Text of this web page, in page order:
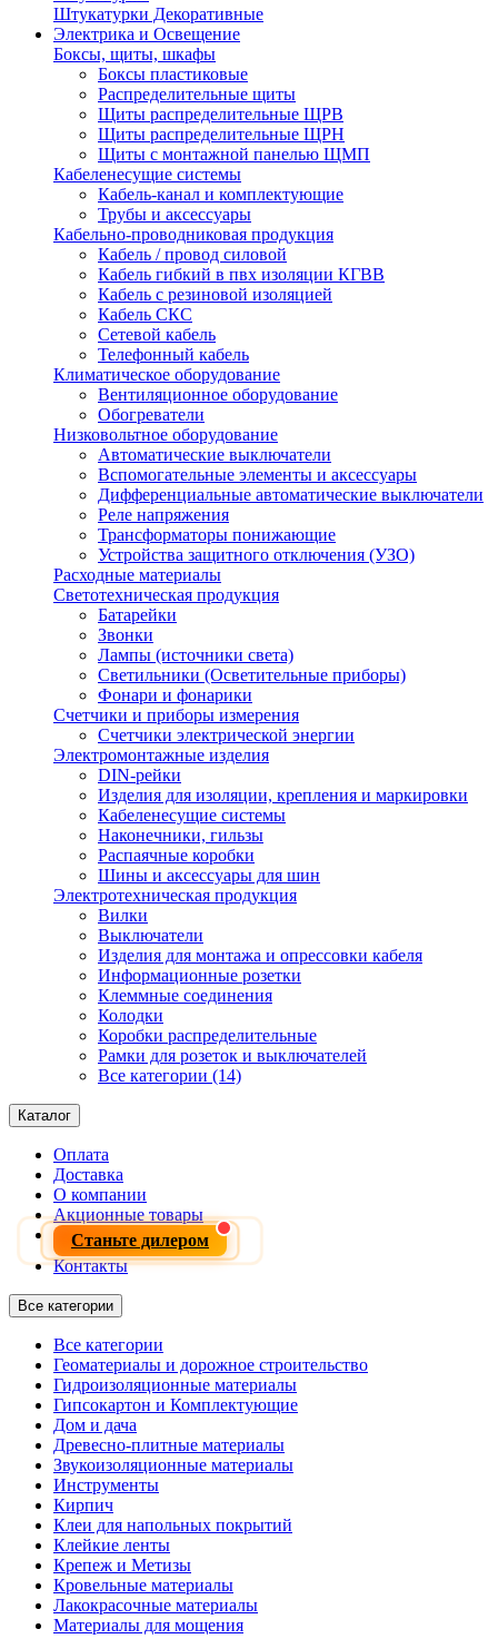
Штукатурки Декоративные
Электрика и Освещение
Боксы, щиты, шкафы
Боксы пластиковые
Распределительные щиты
Щиты распределительные ЩРВ
Щиты распределительные ЩРН
Щиты с монтажной панелью ЩМП
Кабеленесущие системы
Кабель-канал и комплектующие
Трубы и аксессуары
Кабельно-проводниковая продукция
Кабель / провод силовой
Кабель гибкий в пвх изоляции КГВВ
Кабель с резиновой изоляцией
Кабель СКС
Сетевой кабель
Телефонный кабель
Климатическое оборудование
Вентиляционное оборудование
Обогреватели
Низковольтное оборудование
Автоматические выключатели
Вспомогательные элементы и аксессуары
Дифференциальные автоматические выключатели
Реле напряжения
Трансформаторы понижающие
Устройства защитного отключения (УЗО)
Расходные материалы
Светотехническая продукция
Батарейки
Звонки
Лампы (источники света)
Светильники (Осветительные приборы)
Фонари и фонарики
Счетчики и приборы измерения
Счетчики электрической энергии
Электромонтажные изделия
DIN-рейки
Изделия для изоляции, крепления и маркировки
Кабеленесущие системы
Наконечники, гильзы
Распаячные коробки
Шины и аксессуары для шин
Электротехническая продукция
Вилки
Выключатели
Изделия для монтажа и опрессовки кабеля
Информационные розетки
Клеммные соединения
Колодки
Коробки распределительные
Рамки для розеток и выключателей
Все категории (14)
Каталог
Оплата
Доставка
О компании
Акционные товары
Станьте дилером
Контакты
Все категории
Все категории
Геоматериалы и дорожное строительство
Гидроизоляционные материалы
Гипсокартон и Комплектующие
Дом и дача
Древесно-плитные материалы
Звукоизоляционные материалы
Инструменты
Кирпич
Клеи для напольных покрытий
Клейкие ленты
Крепеж и Метизы
Кровельные материалы
Лакокрасочные материалы
Материалы для мощения